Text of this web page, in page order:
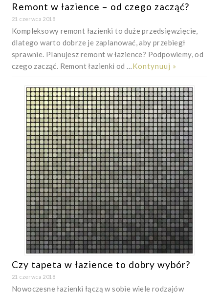
Remont w łazience – od czego zacząć?
21 czerwca 2018
Kompleksowy remont łazienki to duże przedsięwzięcie,
dlatego warto dobrze je zaplanować, aby przebiegł
sprawnie. Planujesz remont w łazience? Podpowiemy, od
czego zacząć. Remont łazienki od … Kontynuuj »
Czy tapeta w łazience to dobry wybór?
21 czerwca 2018
Nowoczesne łazienki łączą w sobie wiele rodzajów